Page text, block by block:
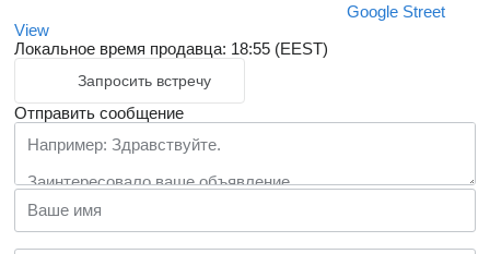
Google Street
View
Локальное время продавца: 18:55 (EEST)
Запросить встречу
Отправить сообщение